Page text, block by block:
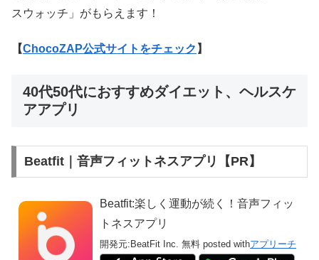
スウォッチ」がもらえます！
【ChocoZAP公式サイトをチェック 】
40代50代におすすめダイエット、ヘルスケ
アアプリ
Beatfit｜音声フィットネスアプリ【PR】
Beatfit:楽しく運動が続く！音声フィッ
トネスアプリ
開発元: BeatFit Inc. 無料 posted withアプリーチ